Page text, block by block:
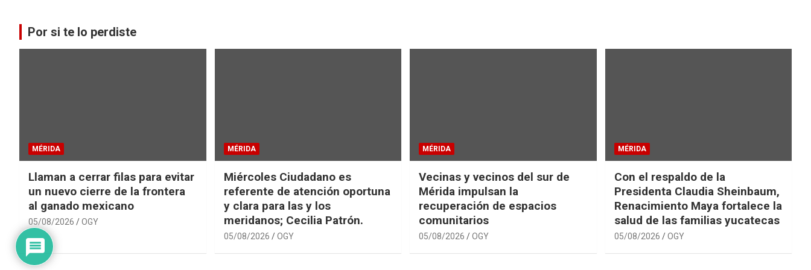
Por si te lo perdiste
MÉRIDA
Llaman a cerrar filas para evitar
un nuevo cierre de la frontera
al ganado mexicano
05/08/2026 OGY
MÉRIDA
Miércoles Ciudadano es
referente de atención oportuna
y clara para las y los
meridanos; Cecilia Patrón.
05/08/2026 OGY
MÉRIDA
Vecinas y vecinos del sur de
Mérida impulsan la
recuperación de espacios
comunitarios
05/08/2026 OGY
MÉRIDA
Con el respaldo de la
Presidenta Claudia Sheinbaum,
Renacimiento Maya fortalece la
salud de las familias yucatecas
05/08/2026 OGY